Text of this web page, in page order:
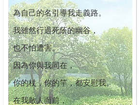
為自己的名引導我走義路。
我雖然行過死蔭的幽谷，
也不怕遭害。
因為你與我同在，
你的杖，你的竿，都安慰我。
在我敵人面前，